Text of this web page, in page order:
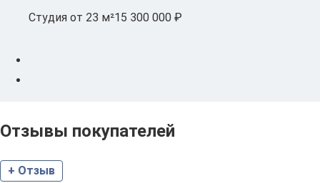
Студия от 23 м²15 300 000 ₽
Отзывы покупателей
+ Отзыв